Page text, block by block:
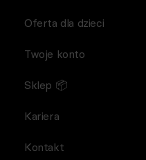
Oferta dla dzieci
Twoje konto
Sklep 📦
Kariera
Kontakt